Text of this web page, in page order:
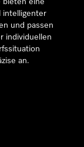
intelligenter
und passen
individuellen
an.